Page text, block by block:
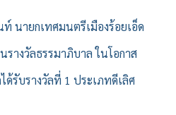
นายกเทศมนตรีเมืองร้อยเอ็ด
างวัลธรรมาภิบาล ในโอกาส
ด้รับรางวัลที่ 1 ประเภทดีเลิศ